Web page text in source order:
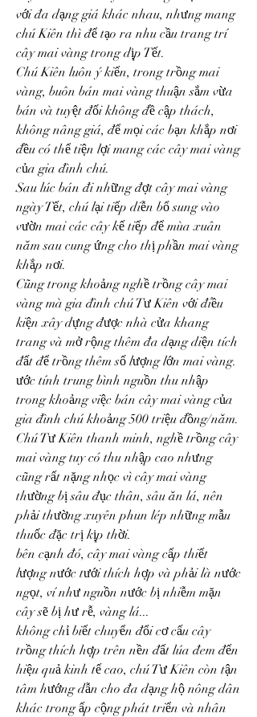
với đa dạng giá khác nhau, nhưng mang
chú Kiên thì để tạo ra nhu cầu trang trí
cây mai vàng trong dịp Tết.
Chú Kiên luôn ý kiến, trong trồng mai
vàng, buôn bán mai vàng thuận sắm vừa
bán và tuyệt đối không đề cập thách,
không nâng giá, để mọi các bạn khắp nơi
đều có thể tiện lợi mang các cây mai vàng
của gia đình chú.
Sau lúc bán đi những đợt cây mai vàng
ngày Tết, chú lại tiếp diễn bổ sung vào
vườn mai các cây kế tiếp để mùa xuân
năm sau cung ứng cho thị phần mai vàng
khắp nơi.
Cũng trong khoảng nghề trồng cây mai
vàng mà gia đình chú Tư Kiên với điều
kiện xây dựng được nhà cửa khang
trang và mở rộng thêm đa dạng diện tích
đất để trồng thêm số lượng lớn mai vàng.
ước tính trung bình nguồn thu nhập
trong khoảng việc bán cây mai vàng của
gia đình chú khoảng 500 triệu đồng/năm.
Chú Tư Kiên thanh minh, nghề trồng cây
mai vàng tuy có thu nhập cao nhưng
cũng rất nặng nhọc vì cây mai vàng
thường bị sâu đục thân, sâu ăn lá, nên
phải thường xuyên phun lép những mẫu
thuốc đặc trị kịp thời.
bên cạnh đó, cây mai vàng cấp thiết
lượng nước tưới thích hợp và phải là nước
ngọt, ví như nguồn nước bị nhiễm mặn
cây sẽ bị hư rễ, vàng lá...
không chỉ biết chuyển đổi cơ cấu cây
trồng thích hợp trên nền đất lúa đem đến
hiệu quả kinh tế cao, chú Tư Kiên còn tận
tâm hướng dẫn cho đa dạng hộ nông dân
khác trong ấp cộng phát triển và nhân